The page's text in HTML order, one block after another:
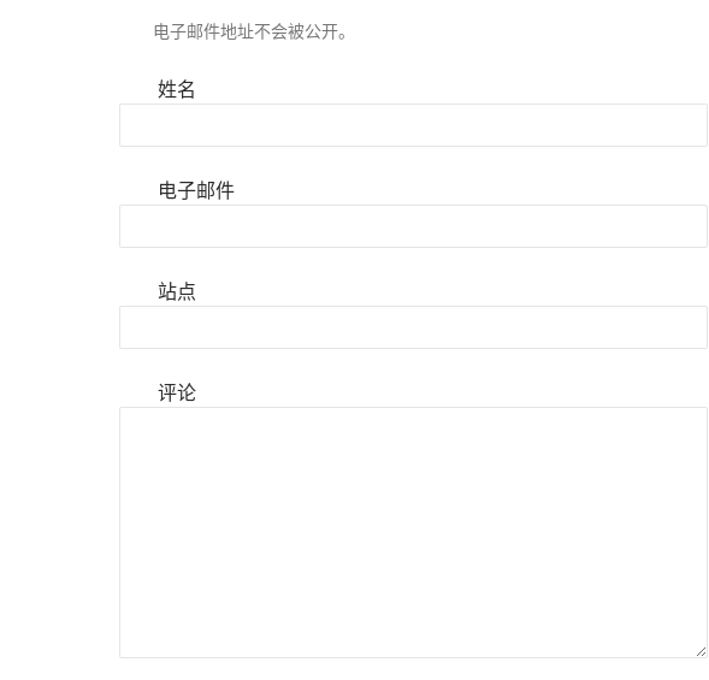
电子邮件地址不会被公开。
姓名
电子邮件
站点
评论